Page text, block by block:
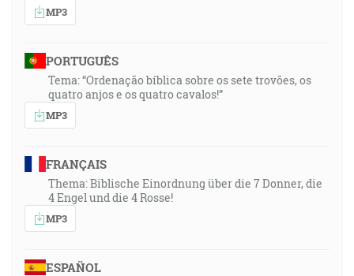
MP3
PORTUGUÊS
Tema: “Ordenação bíblica sobre os sete trovões, os
quatro anjos e os quatro cavalos!”
MP3
FRANÇAIS
Thema: Biblische Einordnung über die 7 Donner, die
4 Engel und die 4 Rosse!
MP3
ESPAÑOL